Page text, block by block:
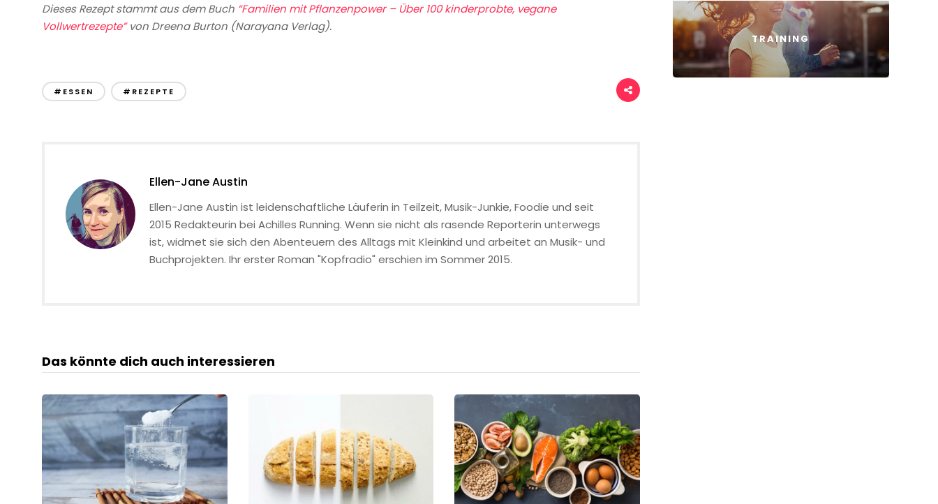
Dieses Rezept stammt aus dem Buch “Familien mit Pflanzenpower – Über 100 kinderprobte, vegane
Vollwertrezepte”von Dreena Burton (Narayana Verlag).
#ESSEN #REZEPTE
Ellen-Jane Austin
Ellen-Jane Austin ist leidenschaftliche Läuferin in Teilzeit, Musik-Junkie, Foodie und seit
2015 Redakteurin bei Achilles Running. Wenn sie nicht als rasende Reporterin unterwegs
ist, widmet sie sich den Abenteuern des Alltags mit Kleinkind und arbeitet an Musik- und
Buchprojekten. Ihr erster Roman "Kopfradio" erschien im Sommer 2015.
Das könnte dich auch interessieren
TRAINING